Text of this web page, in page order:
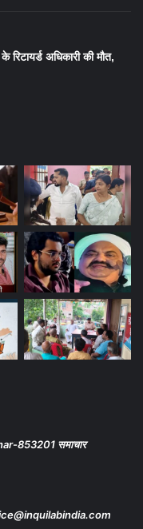
अधिकारी की मौत,
853201 समाचार